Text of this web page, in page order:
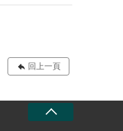
回上一頁